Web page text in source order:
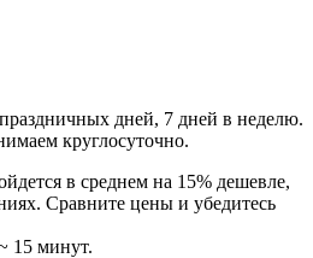
дней, 7 дней в неделю.
круглосуточно.
в среднем на 15% дешевле,
Сравните цены и убедитесь
15 минут.